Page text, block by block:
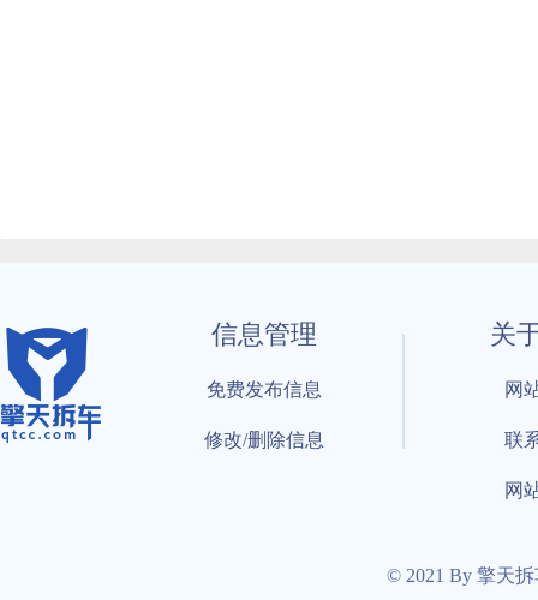
信息管理
免费发布信息
修改/删除信息
关
网
联
网
© 2021 By 擎天